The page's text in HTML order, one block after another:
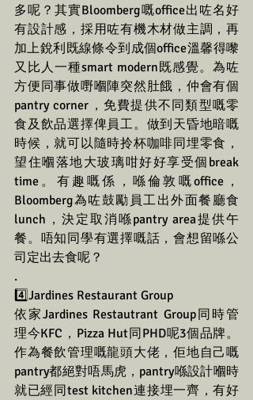
多呢？其實Bloomberg嘅office出咗名好
有設計感，採用咗有機木材做主調，再
加上銳利既線條令到成個office溫馨得嚟
又比人一種smart modern既感覺。為咗
方便同事做嘢嗰陣突然肚餓，仲會有個
pantry corner，免費提供不同類型嘅零
食及飲品選擇俾員工。做到天昏地暗嘅
時候，就可以隨時拎杯咖啡同埋零食，
望住嗰落地大玻璃咁好好享受個break
time。有趣嘅係，喺倫敦嘅office，
Bloomberg為咗鼓勵員工出外面餐廳食
lunch，決定取消喺pantry area提供午
餐。唔知同學有選擇嘅話，會想留喺公
司定出去食呢？
.
4️⃣Jardines Restaurant Group
依家Jardines Restautrant Group同時管
理今KFC，Pizza Hut同PHD呢3個品牌。
作為餐飲管理嘅龍頭大佬，佢地自己嘅
pantry都絕對唔馬虎，pantry喺設計嗰時
就已經同test kitchen連接埋一齊，有好